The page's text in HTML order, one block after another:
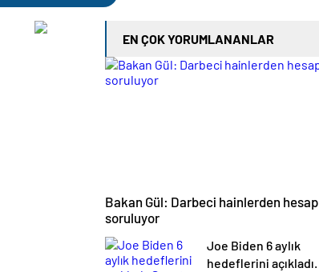
EN ÇOK YORUMLANANLAR
Bakan Gül: Darbeci hainlerden hesap
soruluyor
Joe Biden 6 aylık
hedeflerini açıkladı.